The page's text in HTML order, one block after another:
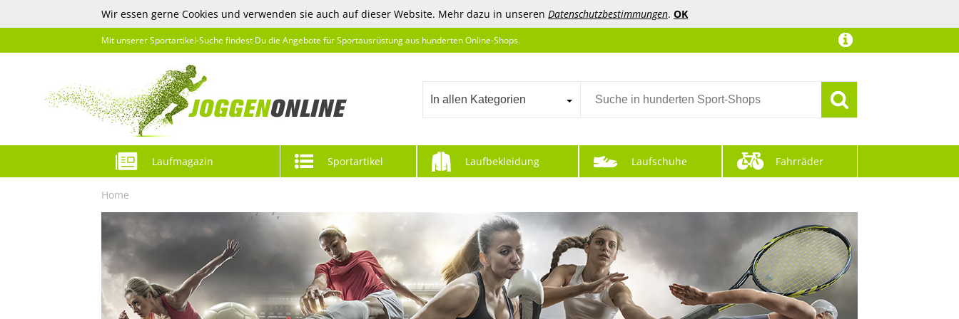
Wir essen gerne Cookies und verwenden sie auch auf dieser Website. Mehr dazu in unseren Datenschutzbestimmungen. OK
Mit unserer Sportartikel-Suche findest Du die Angebote für Sportausrüstung aus hunderten Online-Shops.
In allen Kategorien
Laufmagazin Sportartikel Laufbekleidung Laufschuhe Fahrräder
Home